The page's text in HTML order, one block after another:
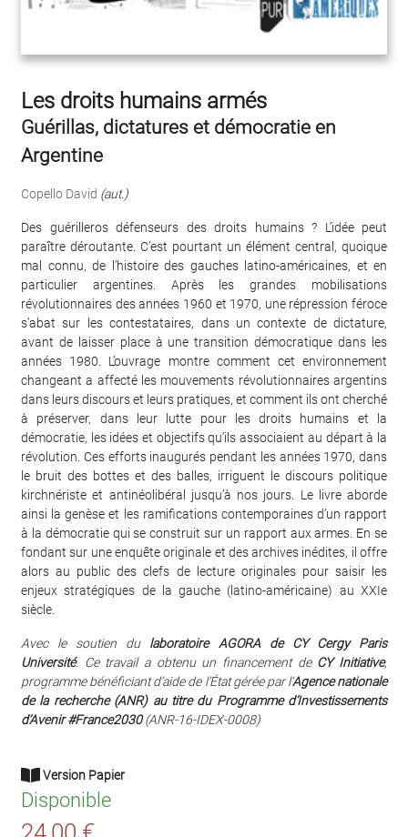
Les droits humains armés
Guérillas, dictatures et démocratie en
Argentine
Copello David (aut.)
Des guérilleros défenseurs des droits humains ? L’idée peut
paraître déroutante. C’est pourtant un élément central, quoique
mal connu, de l’histoire des gauches latino-américaines, et en
particulier argentines. Après les grandes mobilisations
révolutionnaires des années 1960 et 1970, une répression féroce
s’abat sur les contestataires, dans un contexte de dictature,
avant de laisser place à une transition démocratique dans les
années 1980. L’ouvrage montre comment cet environnement
changeant a affecté les mouvements révolutionnaires argentins
dans leurs discours et leurs pratiques, et comment ils ont cherché
à préserver, dans leur lutte pour les droits humains et la
démocratie, les idées et objectifs qu’ils associaient au départ à la
révolution. Ces efforts inaugurés pendant les années 1970, dans
le bruit des bottes et des balles, irriguent le discours politique
kirchnériste et antinéolibéral jusqu’à nos jours. Le livre aborde
ainsi la genèse et les ramifications contemporaines d’un rapport
à la démocratie qui se construit sur un rapport aux armes. En se
fondant sur une enquête originale et des archives inédites, il offre
alors au public des clefs de lecture originales pour saisir les
enjeux stratégiques de la gauche (latino-américaine) au XXIe
siècle.
Avec le soutien du laboratoire AGORA de CY Cergy Paris
Université. Ce travail a obtenu un financement de CY Initiative,
programme bénéficiant d’aide de l’État gérée par l’Agence nationale
de la recherche (ANR) au titre du Programme d’Investissements
d’Avenir #France2030(ANR-16-IDEX-0008)
Version Papier
Disponible